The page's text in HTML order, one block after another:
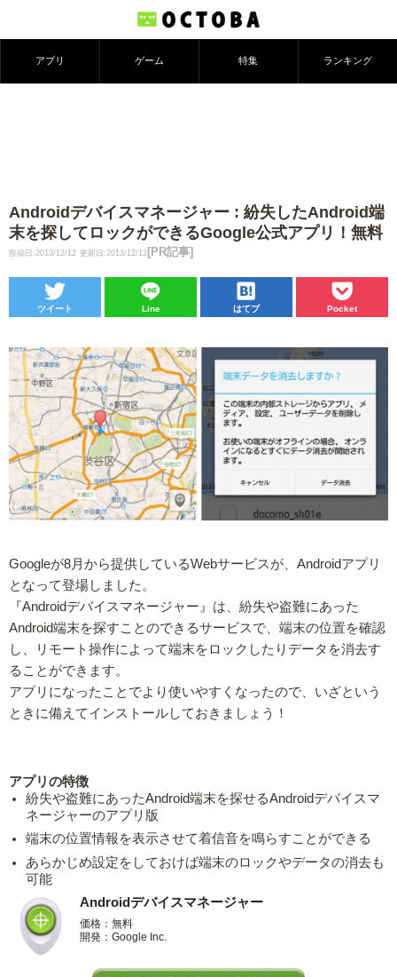
アプリ ゲーム 特集 ランキング
Androidデバイスマネージャー : 紛失したAndroid端
末を探してロックができるGoogle公式アプリ！無料
投稿日:2013/12/12 更新日:2013/12/12 [PR記事]
ツイート Line はてブ Pocket
Googleが8月から提供しているWebサービスが、Androidアプリ
となって登場しました。
『Androidデバイスマネージャー』は、紛失や盗難にあった
Android端末を探すことのできるサービスで、端末の位置を確認
し、リモート操作によって端末をロックしたりデータを消去す
ることができます。
アプリになったことでより使いやすくなったので、いざという
ときに備えてインストールしておきましょう！
アプリの特徴
紛失や盗難にあったAndroid端末を探せるAndroidデバイスマ
ネージャーのアプリ版
端末の位置情報を表示させて着信音を鳴らすことができる
あらかじめ設定をしておけば端末のロックやデータの消去も
可能
Androidデバイスマネージャー
価格：無料
開発：Google Inc.